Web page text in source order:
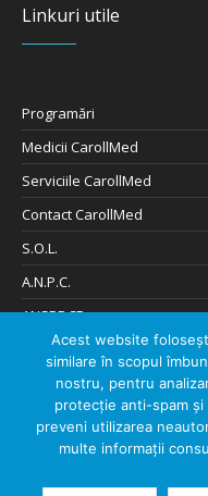
Linkuri utile
Programări
Medicii CarollMed
Serviciile CarollMed
Contact CarollMed
S.O.L.
A.N.P.C.
ANSPDCP
Cookies și Confidențialitate
Digitalizare de: 404Solutions
Despre
Acest website
similare în scopul
nostru, pentru
protecție anti-spam
preveni utilizarea
multe informații